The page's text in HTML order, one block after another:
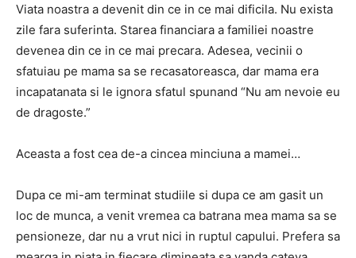
Viata noastra a devenit din ce in ce mai dificila. Nu exista
zile fara suferinta. Starea financiara a familiei noastre
devenea din ce in ce mai precara. Adesea, vecinii o
sfatuiau pe mama sa se recasatoreasca, dar mama era
incapatanata si le ignora sfatul spunand “Nu am nevoie eu
de dragoste.”
Aceasta a fost cea de-a cincea minciuna a mamei…
Dupa ce mi-am terminat studiile si dupa ce am gasit un
loc de munca, a venit vremea ca batrana mea mama sa se
pensioneze, dar nu a vrut nici in ruptul capului. Prefera sa